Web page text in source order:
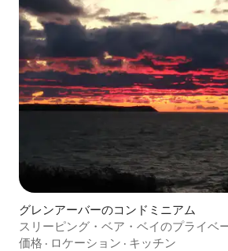
グレンアーバーのコンドミニアム
スリーピング・ベア・ベイのプライベ
価格 · ロケーション · キッチン